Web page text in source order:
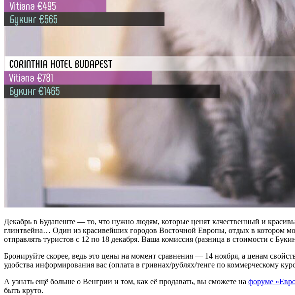
Декабрь в Будапеште — то, что нужно людям, которые ценят качественный и
глинтвейна… Один из красивейших городов Восточной Европы, отдых в котором
отправлять туристов с 12 по 18 декабря. Ваша комиссия (разница в стоимости с
Бронируйте скорее, ведь это цены на момент сравнения — 14 ноября, а ценам
удобства информирования вас (оплата в гривнах/рублях/тенге по коммерческому
А узнать ещё больше о Венгрии и том, как её продавать, вы сможете на форуме
быть круто.